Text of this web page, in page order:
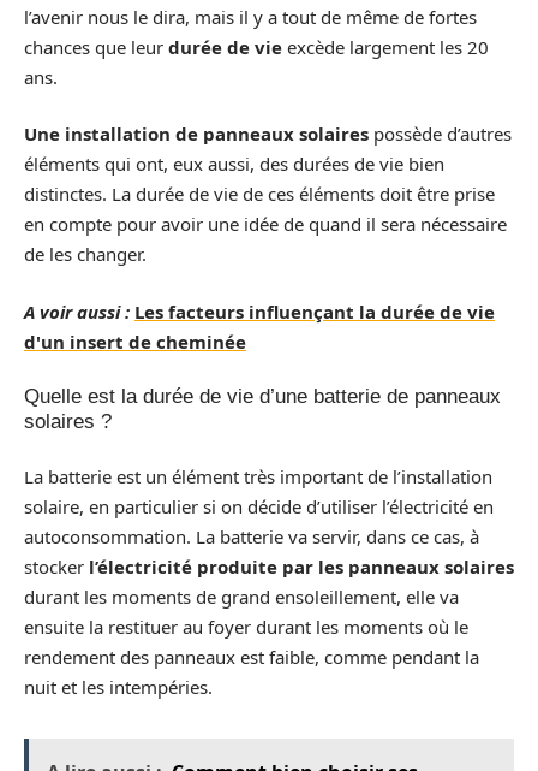
l’avenir nous le dira, mais il y a tout de même de fortes
chances que leur durée de vie excède largement les 20
ans.
Une installation de panneaux solaires possède d’autres
éléments qui ont, eux aussi, des durées de vie bien
distinctes. La durée de vie de ces éléments doit être prise
en compte pour avoir une idée de quand il sera nécessaire
de les changer.
A voir aussi : Les facteurs influençant la durée de vie
d'un insert de cheminée
Quelle est la durée de vie d’une batterie de panneaux
solaires ?
La batterie est un élément très important de l’installation
solaire, en particulier si on décide d’utiliser l’électricité en
autoconsommation. La batterie va servir, dans ce cas, à
stocker l’électricité produite par les panneaux solaires
durant les moments de grand ensoleillement, elle va
ensuite la restituer au foyer durant les moments où le
rendement des panneaux est faible, comme pendant la
nuit et les intempéries.